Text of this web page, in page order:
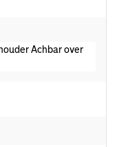
Achbar over